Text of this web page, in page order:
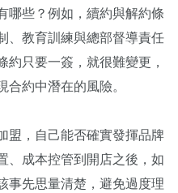
哪些？例如，續約與解約條
、教育訓練與總部督導責任
約只要一簽，就很難變更，
合約中潛在的風險。
盟，自己能否確實發揮品牌
、成本控管到開店之後，如
事先思量清楚，避免過度理